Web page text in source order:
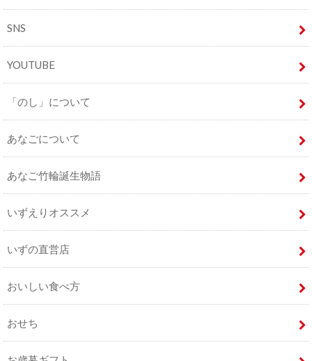
SNS
YOUTUBE
「のし」について
あなごについて
あなご竹輪誕生物語
いずえりオススメ
いずの直営店
おいしい食べ方
おせち